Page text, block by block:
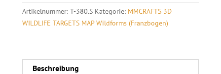
Target
Uhu,
r
n
Artikelnummer: T-380.S Kategorie: MMCRAFTS 3D
WILDLIFE TARGETS MAP Wildforms (Franzbogen)
Beschreibung